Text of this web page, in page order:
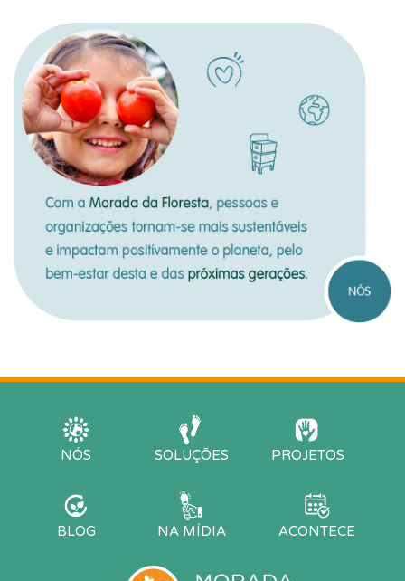
NÓS SOLUÇÕES PROJETOS
BLOG NA MÍDIA ACONTECE